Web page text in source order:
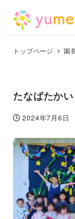
トップページ 園
たなばたかい
投稿日
2024年7月6日